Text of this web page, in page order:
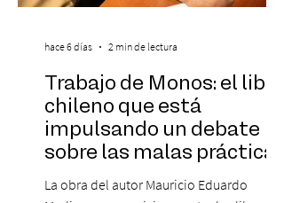
Trabajo de Monos: el libro
chileno que está
impulsando un debate
sobre las malas prácticas
laborales y el futuro del
trabajo
La obra del autor Mauricio Eduardo
hace 6 días 2 min de lectura